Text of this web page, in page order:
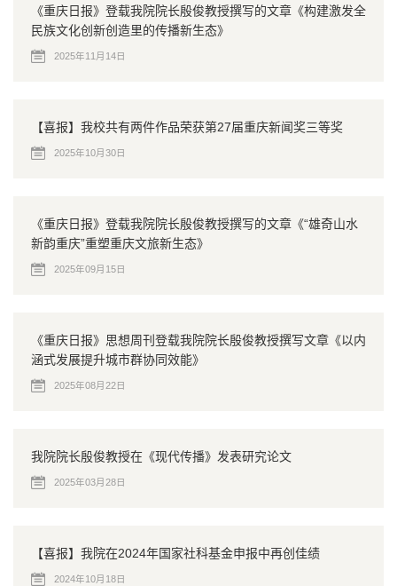
《重庆日报》登载我院院长殷俊教授撰写的文章《构建激发全
民族文化创新创造里的传播新生态》
2025年11月14日
【喜报】我校共有两件作品荣获第27届重庆新闻奖三等奖
2025年10月30日
《重庆日报》登载我院院长殷俊教授撰写的文章《“雄奇山水
新韵重庆”重塑重庆文旅新生态》
2025年09月15日
《重庆日报》思想周刊登载我院院长殷俊教授撰写文章《以内
涵式发展提升城市群协同效能》
2025年08月22日
我院院长殷俊教授在《现代传播》发表研究论文
2025年03月28日
【喜报】我院在2024年国家社科基金申报中再创佳绩
2024年10月18日